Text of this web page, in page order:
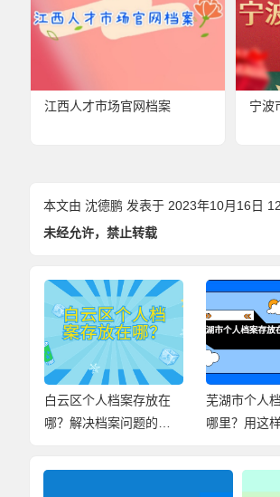
江西人才市场官网档案 宁波
本文由 沈德鹏 发表于 2023年10月16日
未经允许，禁止转载
白云区个人档案存放在
哪？解决档案问题的小
芜湖市个人
哪里？用这